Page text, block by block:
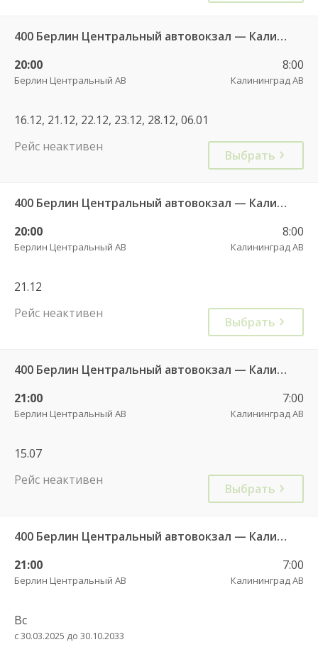
400 Берлин Центральный автовокзал — Калининград АВ
20:00
Берлин Центральный АВ
8:00
Калининград АВ
16.12, 21.12, 22.12, 23.12, 28.12, 06.01
Рейс неактивен
Выбрать
400 Берлин Центральный автовокзал — Калининград АВ
20:00
Берлин Центральный АВ
8:00
Калининград АВ
21.12
Рейс неактивен
Выбрать
400 Берлин Центральный автовокзал — Калининград АВ
21:00
Берлин Центральный АВ
7:00
Калининград АВ
15.07
Рейс неактивен
Выбрать
400 Берлин Центральный автовокзал — Калининград АВ
21:00
Берлин Центральный АВ
7:00
Калининград АВ
Вс
с 30.03.2025 до 30.10.2033